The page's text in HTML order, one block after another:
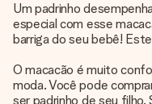
Um padrinho
especial com esse
barriga do seu bebê!
O macacão é muito
moda. Você pode
ser padrinho de seu